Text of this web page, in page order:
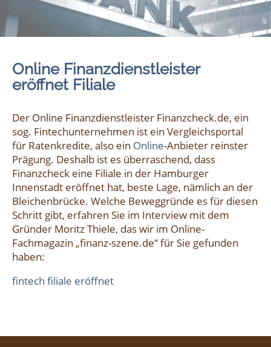
Online Finanzdienstleister
eröffnet Filiale
Der Online Finanzdienstleister Finanzcheck.de, ein
sog. Fintechunternehmen ist ein Vergleichsportal
für Ratenkredite, also ein Online-Anbieter reinster
Prägung. Deshalb ist es überraschend, dass
Finanzcheck eine Filiale in der Hamburger
Innenstadt eröffnet hat, beste Lage, nämlich an der
Bleichenbrücke. Welche Beweggründe es für diesen
Schritt gibt, erfahren Sie im Interview mit dem
Gründer Moritz Thiele, das wir im Online-
Fachmagazin „finanz-szene.de“ für Sie gefunden
haben:
fintech filiale eröffnet